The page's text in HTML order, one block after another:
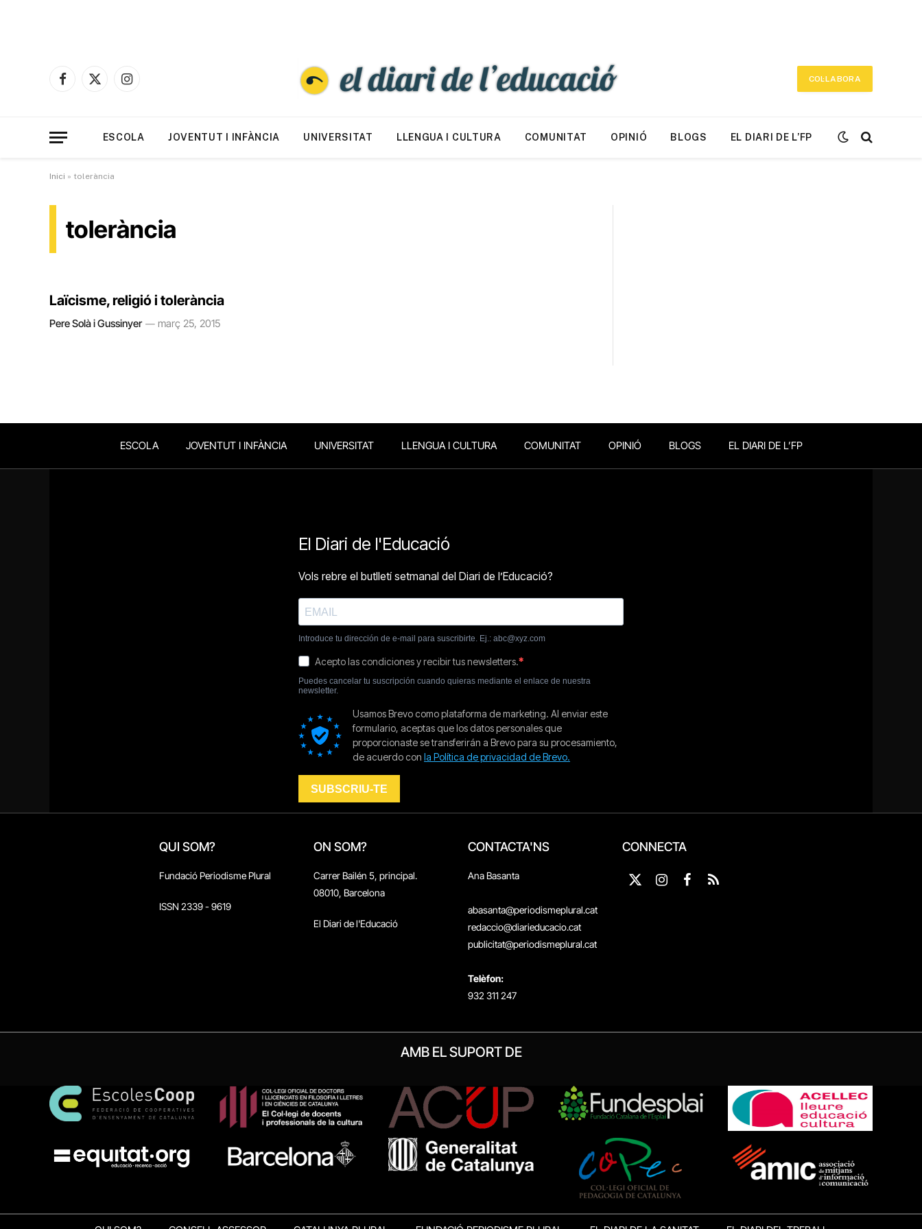
Facebook
X
Instagram
COL·LABORA
ESCOLA JOVENTUT I INFÀNCIA UNIVERSITAT LLENGUA I CULTURA COMUNITAT OPINIÓ BLOGS EL DIARI DE L’FP
Inici » tolerància
tolerància
Laïcisme, religió i tolerància
Pere Solà i Gussinyer març 25, 2015
ESCOLA JOVENTUT I INFÀNCIA UNIVERSITAT LLENGUA I CULTURA COMUNITAT OPINIÓ BLOGS EL DIARI DE L’FP
QUI SOM?
Fundació Periodisme Plural
ISSN 2339 - 9619
ON SOM?
Carrer Bailén 5, principal.
08010, Barcelona
El Diari de l'Educació
CONTACTA'NS
Ana Basanta
abasanta@periodismeplural.cat
redaccio@diarieducacio.cat
publicitat@periodismeplural.cat
Telèfon:
932 311 247
CONNECTA
X
Instagram
Facebook
RSS
AMB EL SUPORT DE